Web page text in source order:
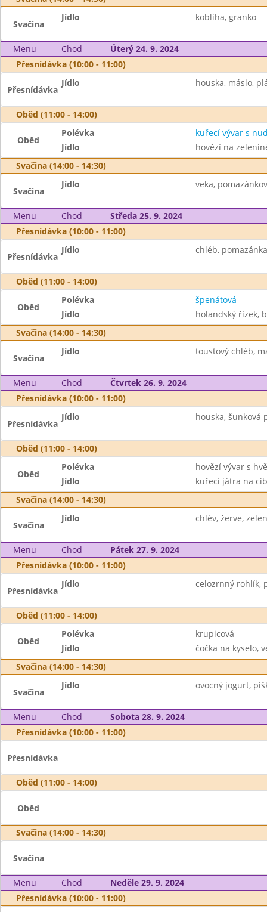
Svačina
Jídlo kobliha, granko
Menu Chod
Úterý 24. 9. 2024
Přesnídávka (10:00 - 11:00)
Přesnídávka
Jídlo houska, máslo,
Oběd (11:00 - 14:00)
Oběd
Polévka
kuřecí vývar s
Jídlo
hovězí na
Svačina (14:00 - 14:30)
Svačina
Jídlo veka,
Menu Chod
Středa 25. 9. 2024
Přesnídávka (10:00 - 11:00)
Přesnídávka
Jídlo chléb,
Oběd (11:00 - 14:00)
Oběd
Polévka
špenátová
Jídlo
holandský řízek,
Svačina (14:00 - 14:30)
Svačina
Jídlo toustový chléb,
Menu Chod
Čtvrtek 26. 9. 2024
Přesnídávka (10:00 - 11:00)
Přesnídávka
Jídlo houska, šunková
Oběd (11:00 - 14:00)
Oběd
Polévka
hovězí vývar s
Jídlo
kuřecí játra na
Svačina (14:00 - 14:30)
Svačina
Jídlo chlév, žerve,
Menu Chod
Pátek 27. 9. 2024
Přesnídávka (10:00 - 11:00)
Přesnídávka
Jídlo celozrnný rohlík,
Oběd (11:00 - 14:00)
Oběd
Polévka
krupicová
Jídlo
čočka na kyselo,
Svačina (14:00 - 14:30)
Svačina
Jídlo ovocný jogurt,
Menu Chod
Sobota 28. 9. 2024
Přesnídávka (10:00 - 11:00)
Přesnídávka
Oběd (11:00 - 14:00)
Oběd
Svačina (14:00 - 14:30)
Svačina
Menu Chod
Neděle 29. 9. 2024
Přesnídávka (10:00 - 11:00)